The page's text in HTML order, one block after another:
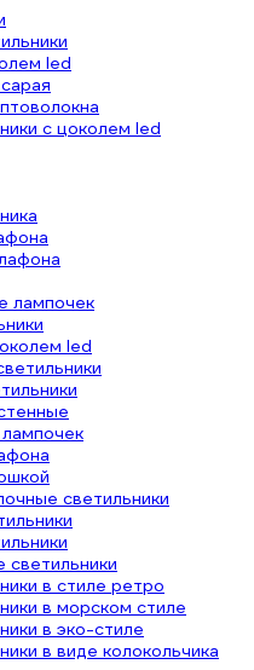
led
с цоколем led
лампочек
led
светильники
в стиле ретро
в морском стиле
в эко-стиле
в виде колокольчика